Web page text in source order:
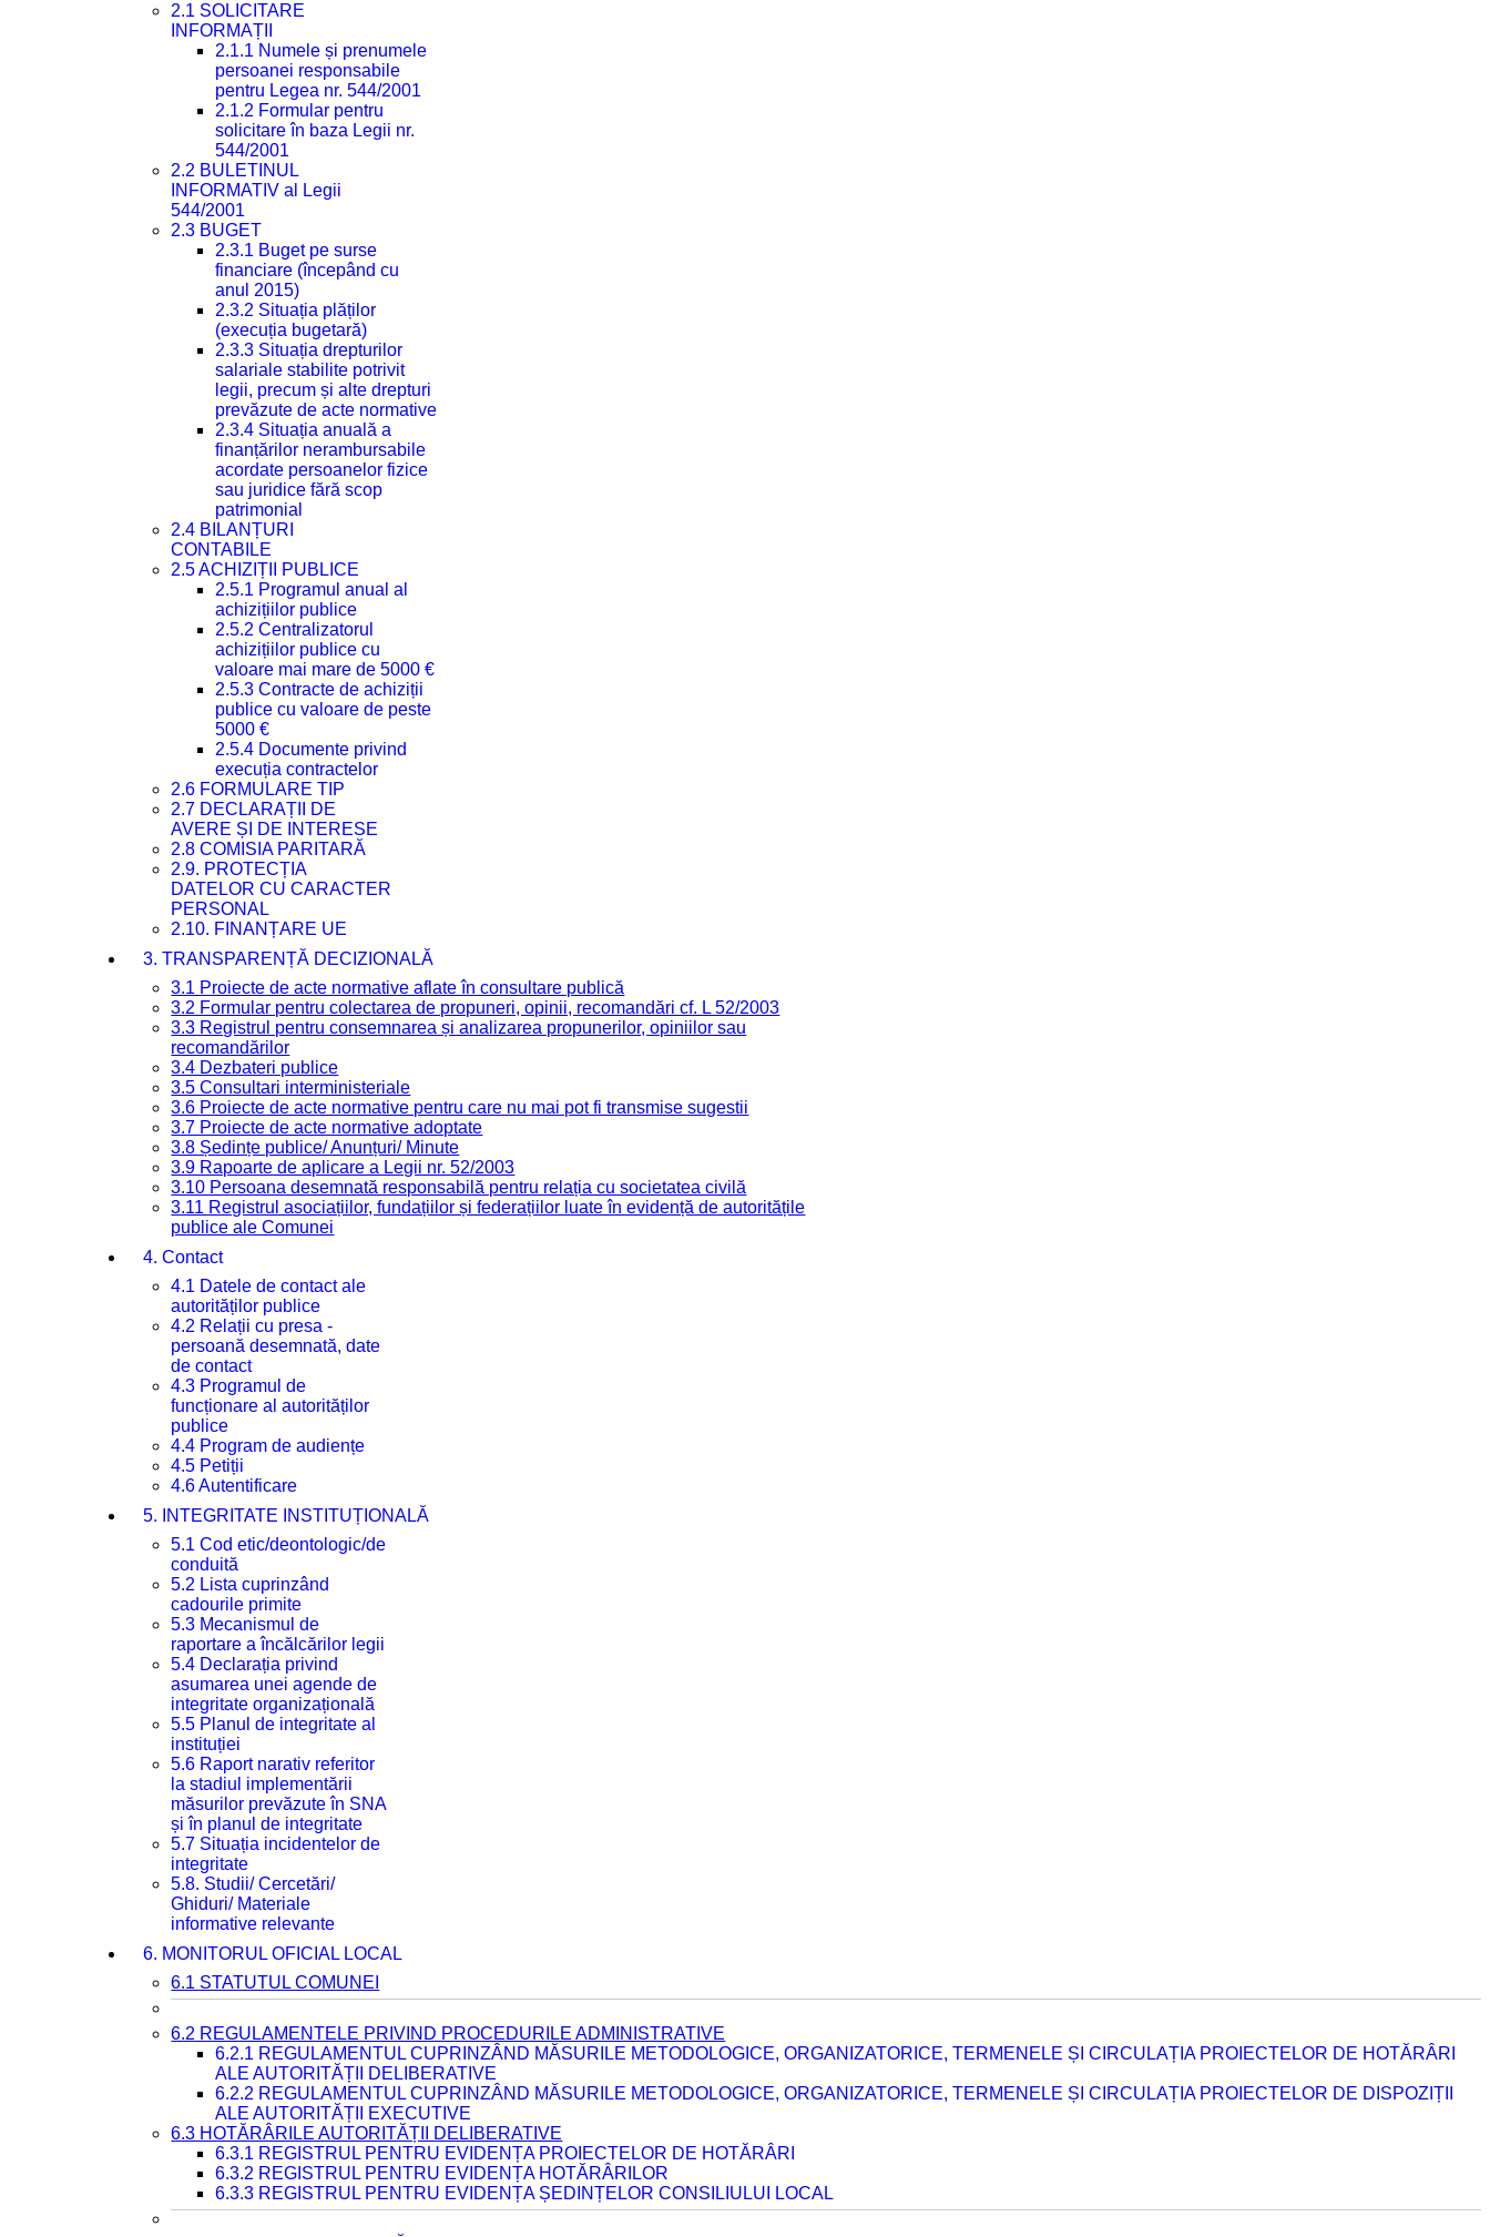
2.1 SOLICITARE
INFORMAȚII
2.1.1 Numele și prenumele
persoanei responsabile
pentru Legea nr. 544/2001
2.1.2 Formular pentru
solicitare în baza Legii nr.
544/2001
2.2 BULETINUL
INFORMATIV al Legii
544/2001
2.3 BUGET
2.3.1 Buget pe surse
financiare (începând cu
anul 2015)
2.3.2 Situația plăților
(execuția bugetară)
2.3.3 Situația drepturilor
salariale stabilite potrivit
legii, precum și alte drepturi
prevăzute de acte normative
2.3.4 Situația anuală a
finanțărilor nerambursabile
acordate persoanelor fizice
sau juridice fără scop
patrimonial
2.4 BILANȚURI
CONTABILE
2.5 ACHIZIȚII PUBLICE
2.5.1 Programul anual al
achizițiilor publice
2.5.2 Centralizatorul
achizițiilor publice cu
valoare mai mare de 5000 €
2.5.3 Contracte de achiziții
publice cu valoare de peste
5000 €
2.5.4 Documente privind
execuția contractelor
2.6 FORMULARE TIP
2.7 DECLARAȚII DE
AVERE ȘI DE INTERESE
2.8 COMISIA PARITARĂ
2.9. PROTECȚIA
DATELOR CU CARACTER
PERSONAL
2.10. FINANȚARE UE
3. TRANSPARENȚĂ DECIZIONALĂ
3.1 Proiecte de acte normative aflate în consultare publică
3.2 Formular pentru colectarea de propuneri, opinii, recomandări cf. L 52/2003
3.3 Registrul pentru consemnarea și analizarea propunerilor, opiniilor sau
recomandărilor
3.4 Dezbateri publice
3.5 Consultari interministeriale
3.6 Proiecte de acte normative pentru care nu mai pot fi transmise sugestii
3.7 Proiecte de acte normative adoptate
3.8 Ședințe publice/ Anunțuri/ Minute
3.9 Rapoarte de aplicare a Legii nr. 52/2003
3.10 Persoana desemnată responsabilă pentru relația cu societatea civilă
3.11 Registrul asociațiilor, fundațiilor și federațiilor luate în evidență de autoritățile
publice ale Comunei
4. Contact
4.1 Datele de contact ale
autorităților publice
4.2 Relații cu presa -
persoană desemnată, date
de contact
4.3 Programul de
funcționare al autorităților
publice
4.4 Program de audiențe
4.5 Petiții
4.6 Autentificare
5. INTEGRITATE INSTITUȚIONALĂ
5.1 Cod etic/deontologic/de
conduită
5.2 Lista cuprinzând
cadourile primite
5.3 Mecanismul de
raportare a încălcărilor legii
5.4 Declarația privind
asumarea unei agende de
integritate organizațională
5.5 Planul de integritate al
instituției
5.6 Raport narativ referitor
la stadiul implementării
măsurilor prevăzute în SNA
și în planul de integritate
5.7 Situația incidentelor de
integritate
5.8. Studii/ Cercetări/
Ghiduri/ Materiale
informative relevante
6. MONITORUL OFICIAL LOCAL
6.1 STATUTUL COMUNEI
6.2 REGULAMENTELE PRIVIND PROCEDURILE ADMINISTRATIVE
6.2.1 REGULAMENTUL CUPRINZÂND MĂSURILE METODOLOGICE, ORGANIZATORICE, TERMENELE ȘI CIRCULAȚIA PROIECTELOR DE HOTĂRÂRI
ALE AUTORITĂȚII DELIBERATIVE
6.2.2 REGULAMENTUL CUPRINZÂND MĂSURILE METODOLOGICE, ORGANIZATORICE, TERMENELE ȘI CIRCULAȚIA PROIECTELOR DE DISPOZIȚII
ALE AUTORITĂȚII EXECUTIVE
6.3 HOTĂRÂRILE AUTORITĂȚII DELIBERATIVE
6.3.1 REGISTRUL PENTRU EVIDENȚA PROIECTELOR DE HOTĂRÂRI
6.3.2 REGISTRUL PENTRU EVIDENȚA HOTĂRÂRILOR
6.3.3 REGISTRUL PENTRU EVIDENȚA ȘEDINȚELOR CONSILIULUI LOCAL